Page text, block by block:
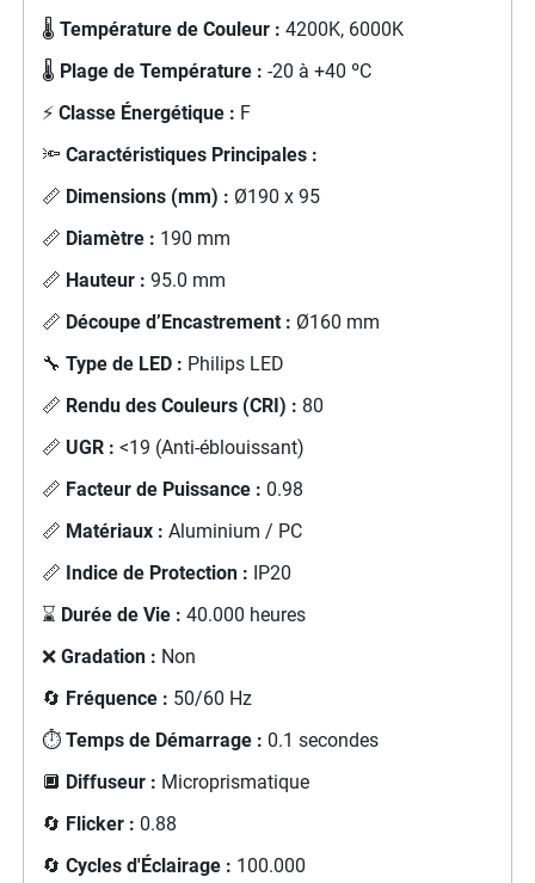
🌡️ Température de Couleur : 4200K, 6000K
🌡️ Plage de Température : -20 à +40 ºC
⚡ Classe Énergétique : F
🔦 Caractéristiques Principales :
📏 Dimensions (mm) : Ø190 x 95
📏 Diamètre : 190 mm
📏 Hauteur : 95.0 mm
📏 Découpe d’Encastrement : Ø160 mm
🔧 Type de LED : Philips LED
📏 Rendu des Couleurs (CRI) : 80
📏 UGR : <19 (Anti-éblouissant)
📏 Facteur de Puissance : 0.98
📏 Matériaux : Aluminium / PC
📏 Indice de Protection : IP20
⌛ Durée de Vie : 40.000 heures
❌ Gradation : Non
🔄 Fréquence : 50/60 Hz
⏱️ Temps de Démarrage : 0.1 secondes
🔲 Diffuseur : Microprismatique
🔄 Flicker : 0.88
🔄 Cycles d'Éclairage : 100.000